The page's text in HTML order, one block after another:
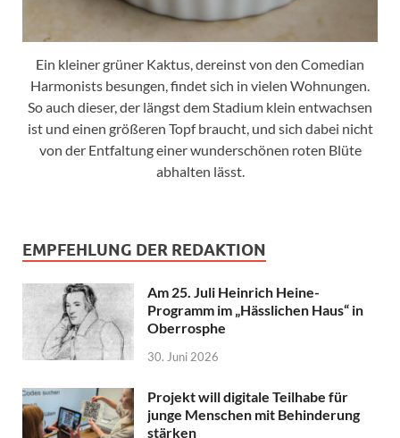
Ein kleiner grüner Kaktus, dereinst von den Comedian
Harmonists besungen, findet sich in vielen Wohnungen.
So auch dieser, der längst dem Stadium klein entwachsen
ist und einen größeren Topf braucht, und sich dabei nicht
von der Entfaltung einer wunderschönen roten Blüte
abhalten lässt.
EMPFEHLUNG DER REDAKTION
Am 25. Juli Heinrich Heine-
Programm im „Hässlichen Haus“ in
Oberrosphe
30. Juni 2026
Projekt will digitale Teilhabe für
junge Menschen mit Behinderung
stärken